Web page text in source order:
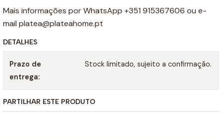
Mais informações por WhatsApp +351 915367606 ou e-
mail platea@plateahome.pt
DETALHES
Prazo de
entrega:
Stock limitado, sujeito a confirmação.
PARTILHAR ESTE PRODUTO